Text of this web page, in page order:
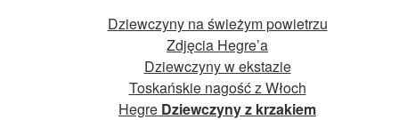
Dziewczyny na świeżym powietrzu
Zdjęcia Hegre’a
Dziewczyny w ekstazie
Toskańskie nagość z Włoch
Hegre Dziewczyny z krzakiem